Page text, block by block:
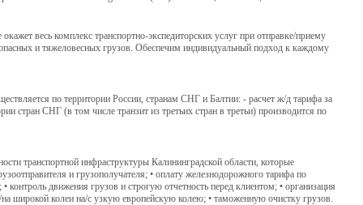
весь комплекс транспортно-экспедиторских услуг при отправке/приему
и тяжеловесных грузов. Обеспечим индивидуальный подход к каждому
по территории России, странам СНГ и Балтии: - расчет ж/д тарифа за
стран СНГ (в том числе транзит из третьих стран в третьи) производится по
транспортной инфраструктуры Калининградской области, которые
и грузополучателя; • оплату железнодорожного тарифа по
движения грузов и строгую отчетность перед клиентом; • организация
широкой колеи на/с узкую европейскую колею; • таможенную очистку грузов.